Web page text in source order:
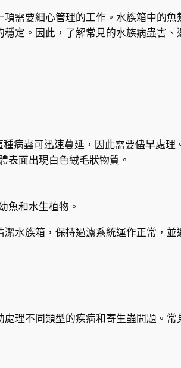
需要細心管理的工作。水族箱中的魚
定。因此，了解常見的水族病蟲害、
病蟲可迅速蔓延，因此需要儘早處理
表面出現白色絨毛狀物質。
魚和水生植物。
水族箱，保持過濾系統運作正常，並
理不同類型的疾病和寄生蟲問題。常